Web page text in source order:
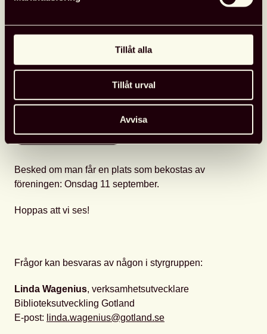
Tillåt alla
Tillåt urval
Avvisa
17–18 oktober 2024 (resa till Visby på kvällen
Visby, Almedalsbiblioteket.
Sista anmälningsdag: Fredag 6 september. Anmäl
Besked om man får en plats som bekostas av
föreningen: Onsdag 11 september.
Hoppas att vi ses!
Frågor kan besvaras av någon i styrgruppen:
Linda Wagenius, verksamhetsutvecklare
Biblioteksutveckling Gotland
E-post: linda.wagenius@gotland.se